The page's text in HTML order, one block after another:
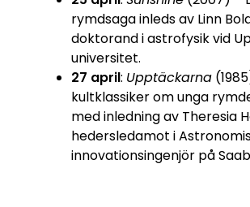
rymdsaga inleds av Linn
doktorand i astrofysik vid
universitet.
27 april: Upptäckarna
kultklassiker om unga
med inledning av Theresia
hedersledamot i
innovationsingenjör på